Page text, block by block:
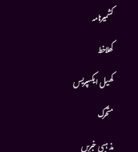
کشمیرنامہ
کھلاخط
کھیل ایکسپریس
متحرك